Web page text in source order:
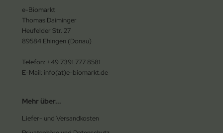
e-Biomarkt
Thomas Daiminger
Heufelder Str. 27
89584 Ehingen (Donau)
Telefon: +49 7391 777 8581
E-Mail: info(at)e-biomarkt.de
Mehr über...
Liefer- und Versandkosten